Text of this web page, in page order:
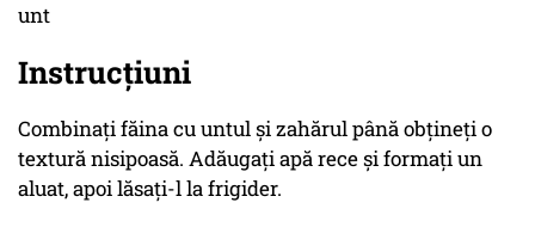
unt
Instrucțiuni
Combinați făina cu untul și zahărul până obțineți o
textură nisipoasă. Adăugați apă rece și formați un
aluat, apoi lăsați-l la frigider.